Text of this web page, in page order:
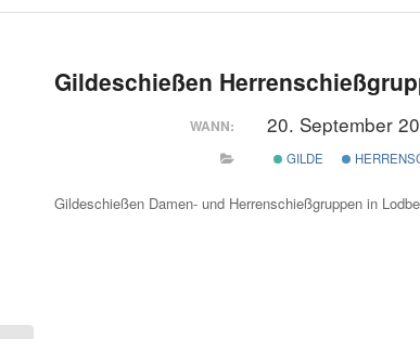
Gildeschießen
WANN: 20. September
GILDE
Gildeschießen Damen- und Herrenschießgruppen in